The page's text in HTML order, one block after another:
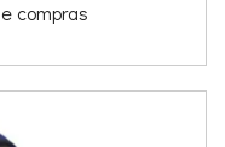
compras